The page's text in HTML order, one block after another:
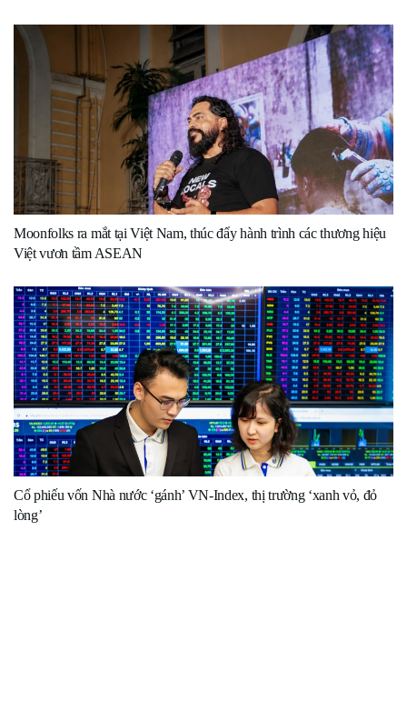
Moonfolks ra mắt tại Việt Nam, thúc đẩy hành trình các thương hiệu
Việt vươn tầm ASEAN
Cổ phiếu vốn Nhà nước ‘gánh’ VN-Index, thị trường ‘xanh vỏ, đỏ
lòng’